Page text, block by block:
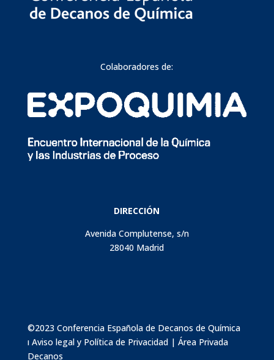
Colaboradores de:
DIRECCIÓN
Avenida Complutense, s/n
28040 Madrid
©2023 Conferencia Española de Decanos de Química
ı Aviso legal y Política de Privacidad| Área Privada
Decanos